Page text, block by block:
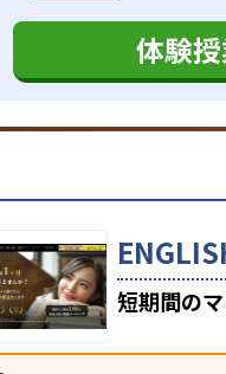
体験
短期間の